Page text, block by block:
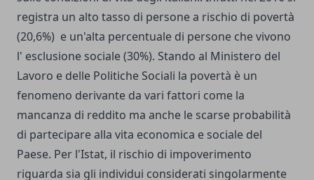
registra un alto tasso di persone a rischio di povertà
(20,6%) e un'alta percentuale di persone che vivono
l' esclusione sociale (30%). Stando al Ministero del
Lavoro e delle Politiche Sociali la povertà è un
fenomeno derivante da vari fattori come la
mancanza di reddito ma anche le scarse probabilità
di partecipare alla vita economica e sociale del
Paese. Per l'Istat, il rischio di impoverimento
riguarda sia gli individui considerati singolarmente